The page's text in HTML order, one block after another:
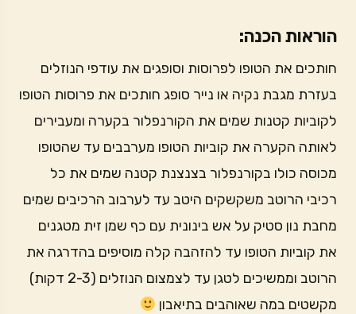
הוראות הכנה:
חותכים את הטופו לפרוסות וסופגים את עודפי הנוזלים
בעזרת מגבת נקיה או נייר סופג חותכים את פרוסות הטופו
לקוביות קטנות שמים את הקורנפלור בקערה ומעבירים
לאותה הקערה את קוביות הטופו מערבבים עד שהטופו
מכוסה כולו בקורנפלור בצנצנת קטנה שמים את כל
רכיבי הרוטב משקשקים היטב עד לערבוב הרכיבים שמים
מחבת נון סטיק על אש בינונית עם כף שמן זית מטגנים
את קוביות הטופו עד להזהבה קלה מוסיפים בהדרגה את
הרוטב וממשיכים לטגן עד לצמצום הנוזלים (2-3 דקות)
מקשטים במה שאוהבים בתיאבון